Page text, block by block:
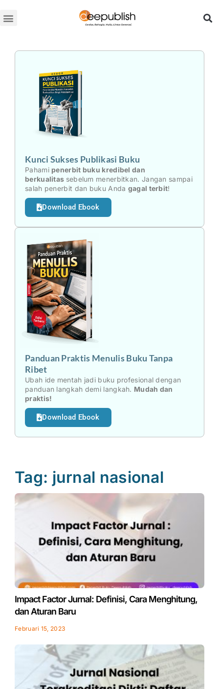
ke
Kunci Sukses Publikasi Buku
Pahami penerbit buku kredibel dan
berkualitas sebelum menerbitkan. Jangan sampai
salah penerbit dan buku Anda gagal terbit!
Download Ebook
Panduan Praktis Menulis Buku Tanpa
Ribet
Ubah ide mentah jadi buku profesional dengan
panduan langkah demi langkah. Mudah dan
praktis!
Download Ebook
Tag: jurnal nasional
Impact Factor Jurnal: Definisi, Cara Menghitung,
dan Aturan Baru
Februari 15, 2023